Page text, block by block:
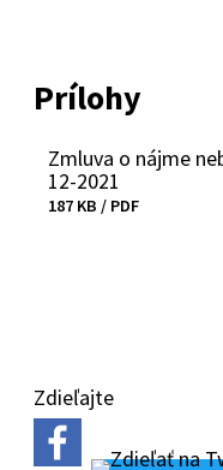
Prílohy
Zmluva o nájme
12-2021
187 KB / PDF
Zdieľajte